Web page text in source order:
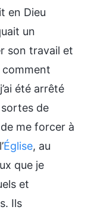
en Dieu
un
son travail et
comment
été arrêté
de
me forcer à
Église, au
que je
et
Ils